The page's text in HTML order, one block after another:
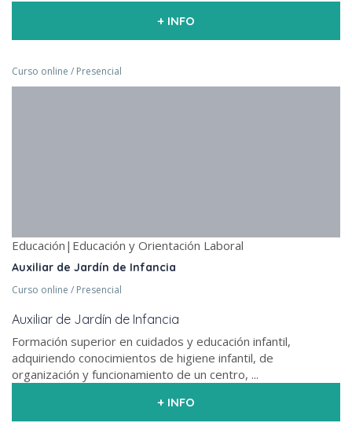
+ INFO
Curso online / Presencial
Educación|Educación y Orientación Laboral
Auxiliar de Jardín de Infancia
Curso online / Presencial
Auxiliar de Jardín de Infancia
Formación superior en cuidados y educación infantil,
adquiriendo conocimientos de higiene infantil, de
organización y funcionamiento de un centro, ...
+ INFO